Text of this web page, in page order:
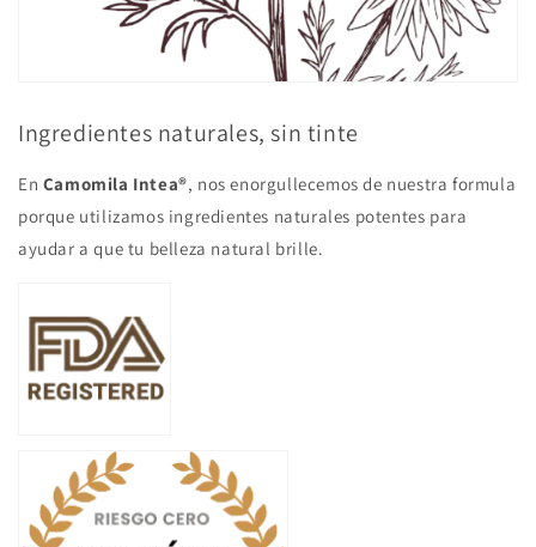
Ingredientes naturales, sin tinte
En Camomila Intea®, nos enorgullecemos de nuestra formula
porque utilizamos ingredientes naturales potentes para
ayudar a que tu belleza natural brille.